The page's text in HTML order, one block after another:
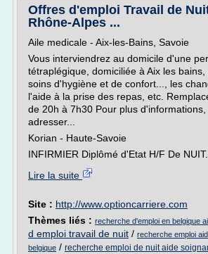
Offres d'emploi Travail de
Rhône-Alpes ...
Aile medicale - Aix-les-Bains, Savoie
Vous interviendrez au domicile d'une
tétraplégique, domiciliée à Aix les
soins d'hygiène et de confort..., les
l'aide à la prise des repas, etc.
de 20h à 7h30 Pour plus
adresser...
Korian - Haute-Savoie
INFIRMIER Diplômé d'Etat H/F De NUIT...
Lire la suite
Site : http://www.optioncarriere.com
Thèmes liés : recherche d'emploi en belgique
d emploi travail de nuit / recherche emploi
belgique / recherche emploi de nuit aide